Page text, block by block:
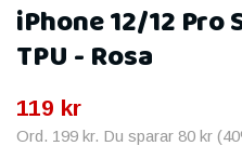
iPhone 12/12
TPU - Rosa
119 kr
Ord. 199 kr. Du sparar 80 kr (40